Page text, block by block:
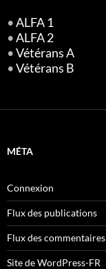
•ALFA 1
•ALFA 2
•Vétérans A
•Vétérans B
MÉTA
Connexion
Flux des publications
Flux des commentaires
Site de WordPress-FR